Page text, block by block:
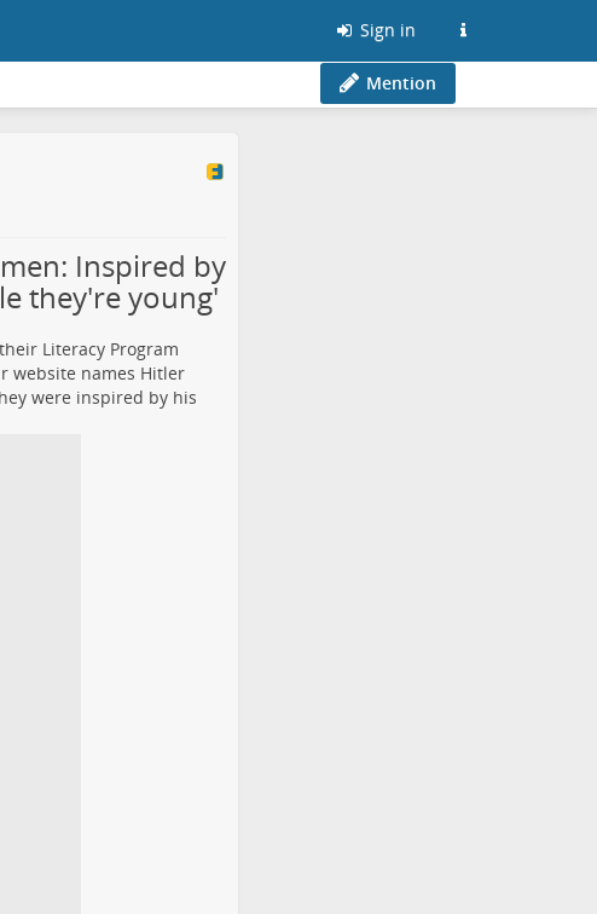
Sign in
Mention
Inspired by
they're young'
Literacy Program
website names Hitler
were inspired by his